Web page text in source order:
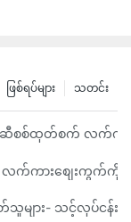
သတင်း
ဖြစ်ရပ်များ
ျား- ပြည့်စုံသော ခ
စစ်ထုတ်စက် လက်ကား
ကို ရွေးချယ်ခြင်း-
လက်ကားစျေးကွက်ကို
တို့၏ ဆန်းသစ်တီထွင်မှု
များ- သင့်လုပ်ငန်း